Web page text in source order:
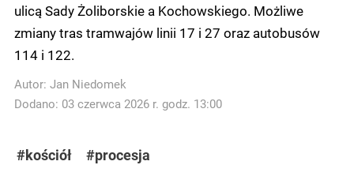
ulicą Sady Żoliborskie a Kochowskiego. Możliwe
zmiany tras tramwajów linii 17 i 27 oraz autobusów
114 i 122.
Autor: Jan Niedomek
Dodano: 03 czerwca 2026 r. godz. 13:00
#kościół #procesja